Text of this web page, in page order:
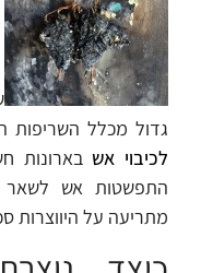
גדול מכלל השריפות
לכיבוי אש בארונות
התפשטות אש לשאר
מתריעה על היווצרות